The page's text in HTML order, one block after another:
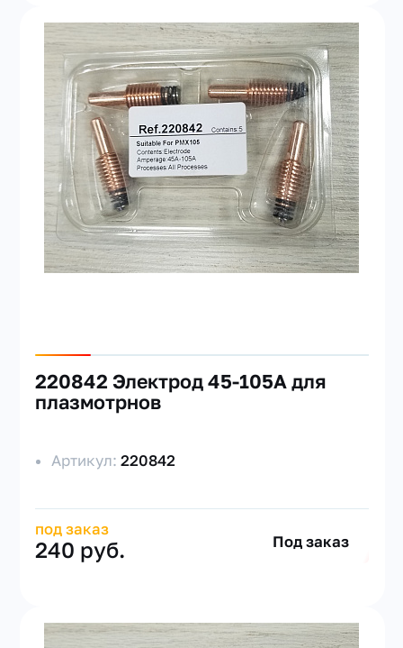
220842 Электрод 45-105А для
плазмотрнов
Артикул:220842
под заказ
240 руб. Под заказ